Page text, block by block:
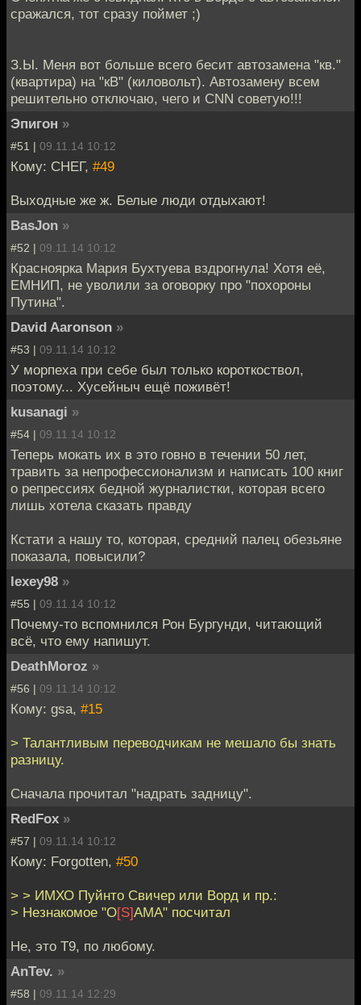
сражался, тот сразу поймет ;)
З.Ы. Меня вот больше всего бесит автозамена "кв."
(квартира) на "кВ" (киловольт). Автозамену всем
решительно отключаю, чего и CNN советую!!!
Эпигон »
#51 | 09.11.14 10:12
Кому: СНЕГ, #49
Выходные же ж. Белые люди отдыхают!
BasJon »
#52 | 09.11.14 10:12
Красноярка Мария Бухтуева вздрогнула! Хотя её,
ЕМНИП, не уволили за оговорку про "похороны
Путина".
David Aaronson »
#53 | 09.11.14 10:12
У морпеха при себе был только короткоствол,
поэтому... Хусейныч ещё поживёт!
kusanagi »
#54 | 09.11.14 10:12
Теперь мокать их в это говно в течении 50 лет,
травить за непрофессионализм и написать 100 книг
о репрессиях бедной журналистки, которая всего
лишь хотела сказать правду
Кстати а нашу то, которая, средний палец обезьяне
показала, повысили?
lexey98 »
#55 | 09.11.14 10:12
Почему-то вспомнился Рон Бургунди, читающий
всё, что ему напишут.
DeathMoroz »
#56 | 09.11.14 10:12
Кому: gsa, #15
> Талантливым переводчикам не мешало бы знать
разницу.
Сначала прочитал "надрать задницу".
RedFox »
#57 | 09.11.14 10:12
Кому: Forgotten, #50
> > ИМХО Пуйнто Свичер или Ворд и пр.:
> Незнакомое "O[S]AMA" посчитал
Не, это Т9, по любому.
AnTev. »
#58 | 09.11.14 12:29